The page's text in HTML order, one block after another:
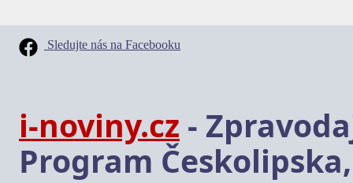
Sledujte nás na Facebooku
i-noviny.cz -
Program